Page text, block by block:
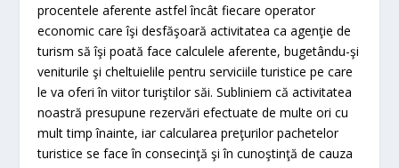
procentele aferente astfel încât fiecare operator
economic care îşi desfăşoară activitatea ca agenţie de
turism să îşi poată face calculele aferente, bugetându-şi
veniturile şi cheltuielile pentru serviciile turistice pe care
le va oferi în viitor turiştilor săi. Subliniem că activitatea
noastră presupune rezervări efectuate de multe ori cu
mult timp înainte, iar calcularea preţurilor pachetelor
turistice se face în consecinţă şi în cunoştinţă de cauza